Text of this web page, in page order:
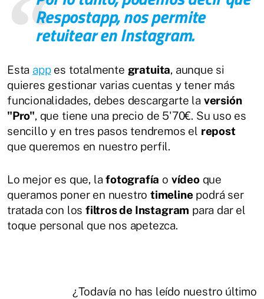
Respostapp, nos permite
retuitear enInstagram.
Esta appes totalmente gratuita, aunque si
quieres gestionar varias cuentas y tener más
funcionalidades, debes descargarte la versión
"Pro", que tiene una precio de 5'70€. Su uso es
sencillo y en tres pasos tendremos el repost
que queremos en nuestro perfil.
Lo mejor es que, lafotografía o vídeoque
queramos poner en nuestrotimelinepodrá ser
tratada con los filtros de Instagram para dar el
toque personal que nos apetezca.
¿Todavía no has leído nuestro último